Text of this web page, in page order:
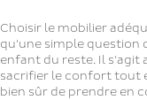
Choisir le mobilier
qu'une simple question
enfant du reste. Il s'agit
sacrifier le confort tout
bien sûr de prendre en